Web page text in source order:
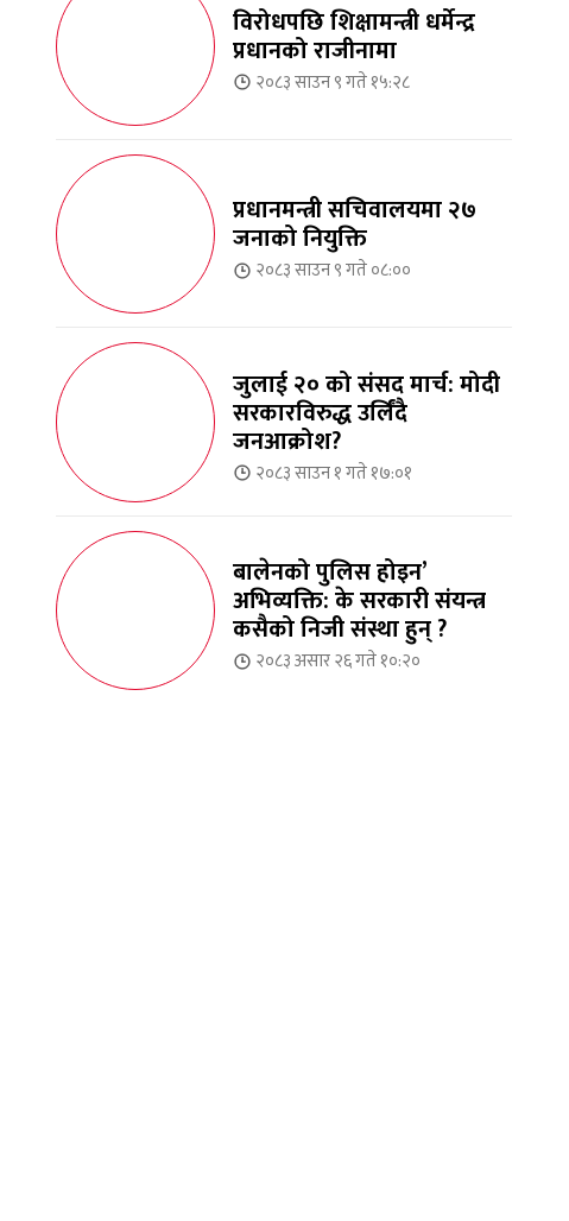
विरोधपछि शिक्षामन्त्री धर्मेन्द्र
प्रधानको राजीनामा
२०८३ साउन ९ गते १५:२८
प्रधानमन्त्री सचिवालयमा २७
जनाको नियुक्ति
२०८३ साउन ९ गते ०८:००
जुलाई २० को संसद मार्च: मोदी
सरकारविरुद्ध उर्लिंदै
जनआक्रोश?
२०८३ साउन १ गते १७:०१
बालेनको पुलिस होइन’
अभिव्यक्ति: के सरकारी संयन्त्र
कसैको निजी संस्था हुन् ?
२०८३ असार २६ गते १०:२०